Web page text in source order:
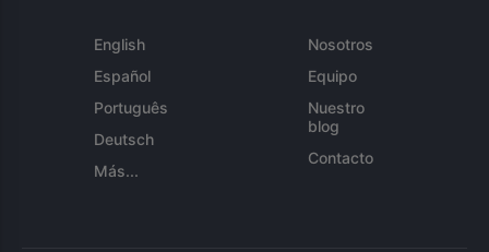
English
Español
Português
Deutsch
Más...
Nosotros
Equipo
Nuestro
blog
Contacto